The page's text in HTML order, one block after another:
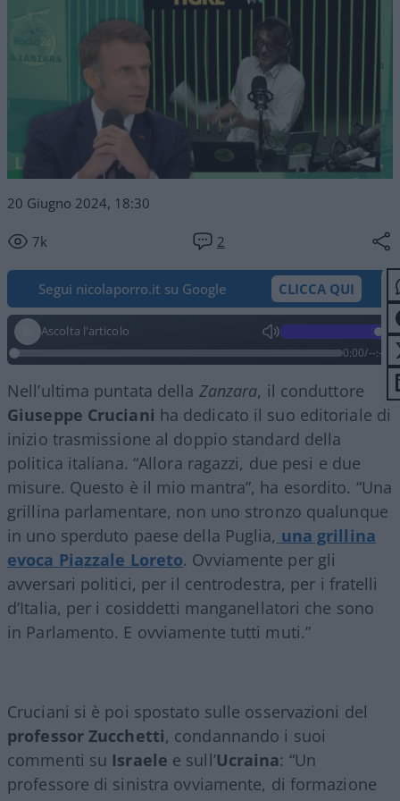
20 Giugno 2024, 18:30
7k 2
Segui nicolaporro.it su Google CLICCA QUI
Ascolta l'articolo
0:00/--:--
Nell’ultima puntata della Zanzara, il conduttore
Giuseppe Cruciani ha dedicato il suo editoriale di
inizio trasmissione al doppio standard della
politica italiana. “Allora ragazzi, due pesi e due
misure. Questo è il mio mantra”, ha esordito. “Una
grillina parlamentare, non uno stronzo qualunque
in uno sperduto paese della Puglia, una grillina
evoca Piazzale Loreto. Ovviamente per gli
avversari politici, per il centrodestra, per i fratelli
d’Italia, per i cosiddetti manganellatori che sono
in Parlamento. E ovviamente tutti muti.”
Cruciani si è poi spostato sulle osservazioni del
professor Zucchetti, condannando i suoi
commenti su Israele e sull’Ucraina: “Un
professore di sinistra ovviamente, di formazione